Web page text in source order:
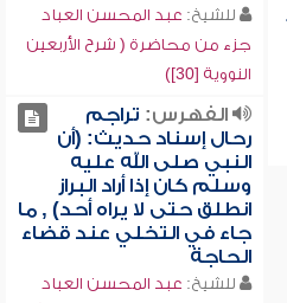
للشيخ: عبد المحسن العباد
جزء من محاضرة ( شرح الأربعين
النووية [30])
الفهرس: تراجم
رحال إسناد حديث: (أن
النبي صلى الله عليه
وسلم كان إذا أراد البراز
انطلق حتى لا يراه أحد) , ما
جاء في التخلي عند قضاء
الحاجة
للشيخ: عبد المحسن العباد